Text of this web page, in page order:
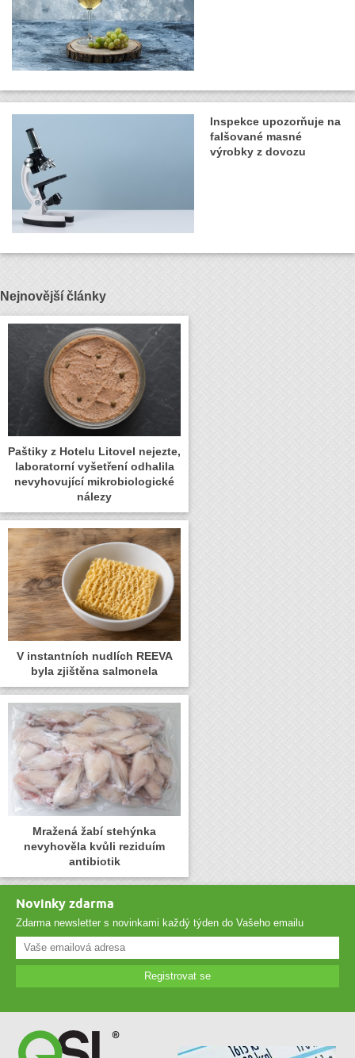
Inspekce upozorňuje na
falšované masné
výrobky z dovozu
Nejnovější články
Paštiky z Hotelu Litovel nejezte,
laboratorní vyšetření odhalila
nevyhovující mikrobiologické
nálezy
V instantních nudlích REEVA
byla zjištěna salmonela
Mražená žabí stehýnka
nevyhověla kvůli reziduím
antibiotik
Novinky zdarma
Zdarma newsletter s novinkami každý týden do Vašeho emailu
Registrovat se